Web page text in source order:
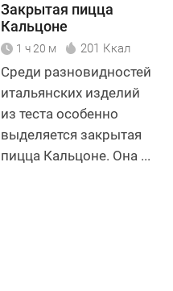
Закрытая пицца
Кальцоне
1 ч 20 м 201 Ккал
Среди разновидностей
итальянских изделий
из теста особенно
выделяется закрытая
пицца Кальцоне. Она ...